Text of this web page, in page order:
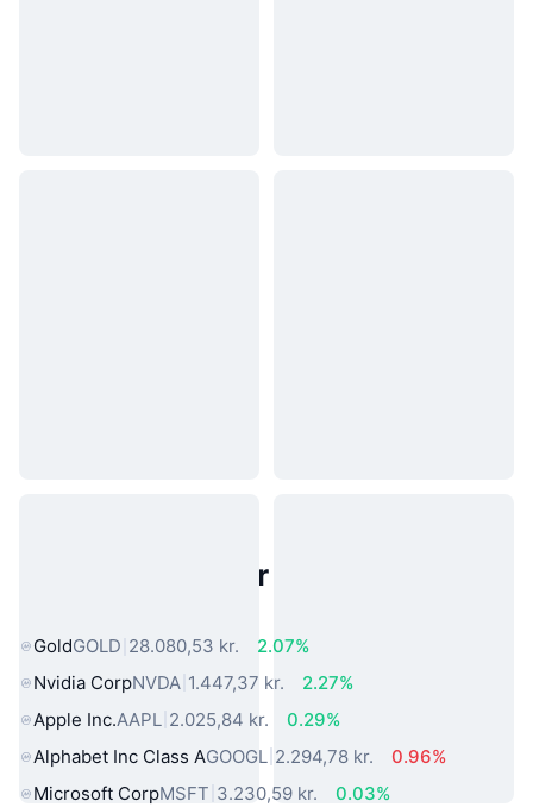
Populære aktiver fra den virkelige
GoldGOLD 28.080,53 kr.
2.07%
Nvidia CorpNVDA 1.447,37 kr.
2.27%
Apple Inc.AAPL 2.025,84 kr.
0.29%
Alphabet Inc Class AGOOGL 2.294,78 kr.
0.96%
Microsoft CorpMSFT 3.230,59 kr.
0.03%